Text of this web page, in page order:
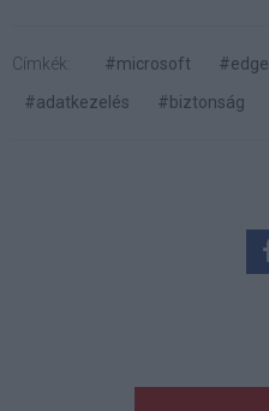
Címkék: #microsoft #edge
#adatkezelés
#biztonság